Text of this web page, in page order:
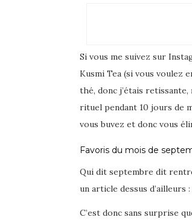
Si vous me suivez sur
Kusmi Tea (si vous voulez
thé, donc j’étais retissante,
rituel pendant 10 jours de
vous buvez et donc vous
Favoris du mois de
Qui dit septembre dit
un article dessus d’ailleurs :
C’est donc sans surprise